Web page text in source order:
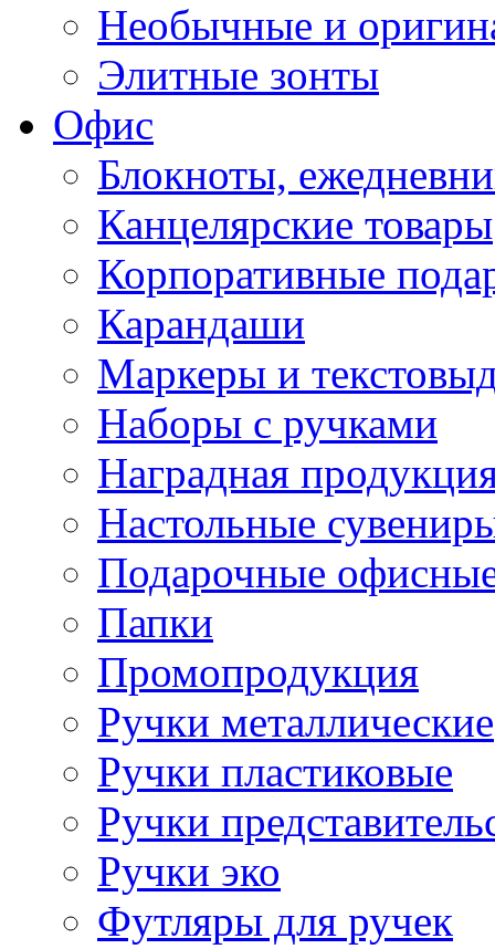
Необычные и
Элитные зонты
Офис
Блокноты,
Канцелярские товары
Корпоративные
Карандаши
Маркеры и
Наборы с ручками
Наградная
Настольные
Подарочные
Папки
Промопродукция
Ручки металлические
Ручки пластиковые
Ручки
Ручки эко
Футляры для ручек